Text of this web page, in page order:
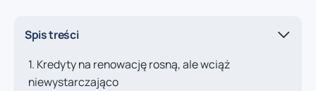
Spis treści
Kredyty na renowację rosną, ale wciąż
niewystarczająco